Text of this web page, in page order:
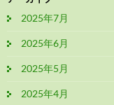
2025年7月
2025年6月
2025年5月
2025年4月